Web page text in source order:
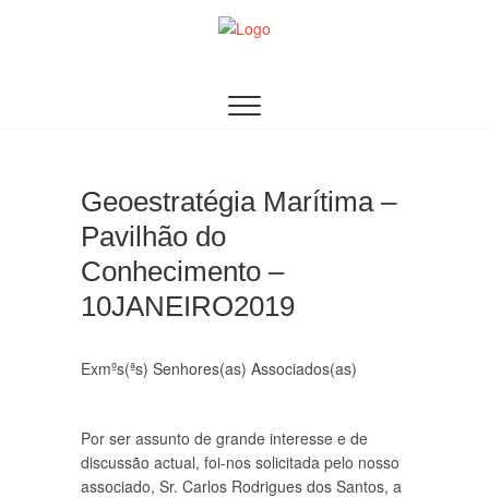
Geoestratégia Marítima –
Pavilhão do
Conhecimento –
10JANEIRO2019
Exmºs(ªs) Senhores(as) Associados(as)
Por ser assunto de grande interesse e de
discussão actual, foi-nos solicitada pelo nosso
associado, Sr. Carlos Rodrigues dos Santos, a